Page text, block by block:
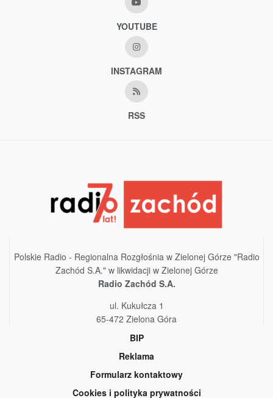
YOUTUBE
INSTAGRAM
RSS
Polskie Radio - Regionalna Rozgłośnia w Zielonej Górze "Radio
Zachód S.A." w likwidacji w Zielonej Górze
Radio Zachód S.A.
ul. Kukułcza 1
65-472 Zielona Góra
BIP
Reklama
Formularz kontaktowy
Cookies i polityka prywatności